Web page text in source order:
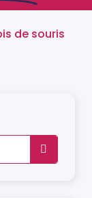
de souris